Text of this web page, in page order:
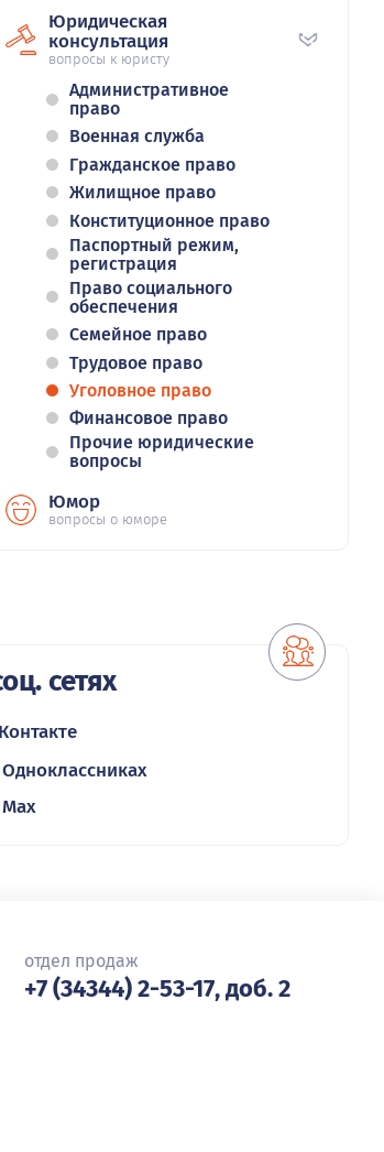
Юридическая
консультация
вопросы к юристу
Административное
право
Военная служба
Гражданское право
Жилищное право
Конституционное право
Паспортный режим,
регистрация
Право социального
обеспечения
Семейное право
Трудовое право
Уголовное право
Финансовое право
Прочие юридические
вопросы
Юмор
вопросы о юморе
сетях
отдел продаж
+7 (34344) 2-53-17, доб. 2